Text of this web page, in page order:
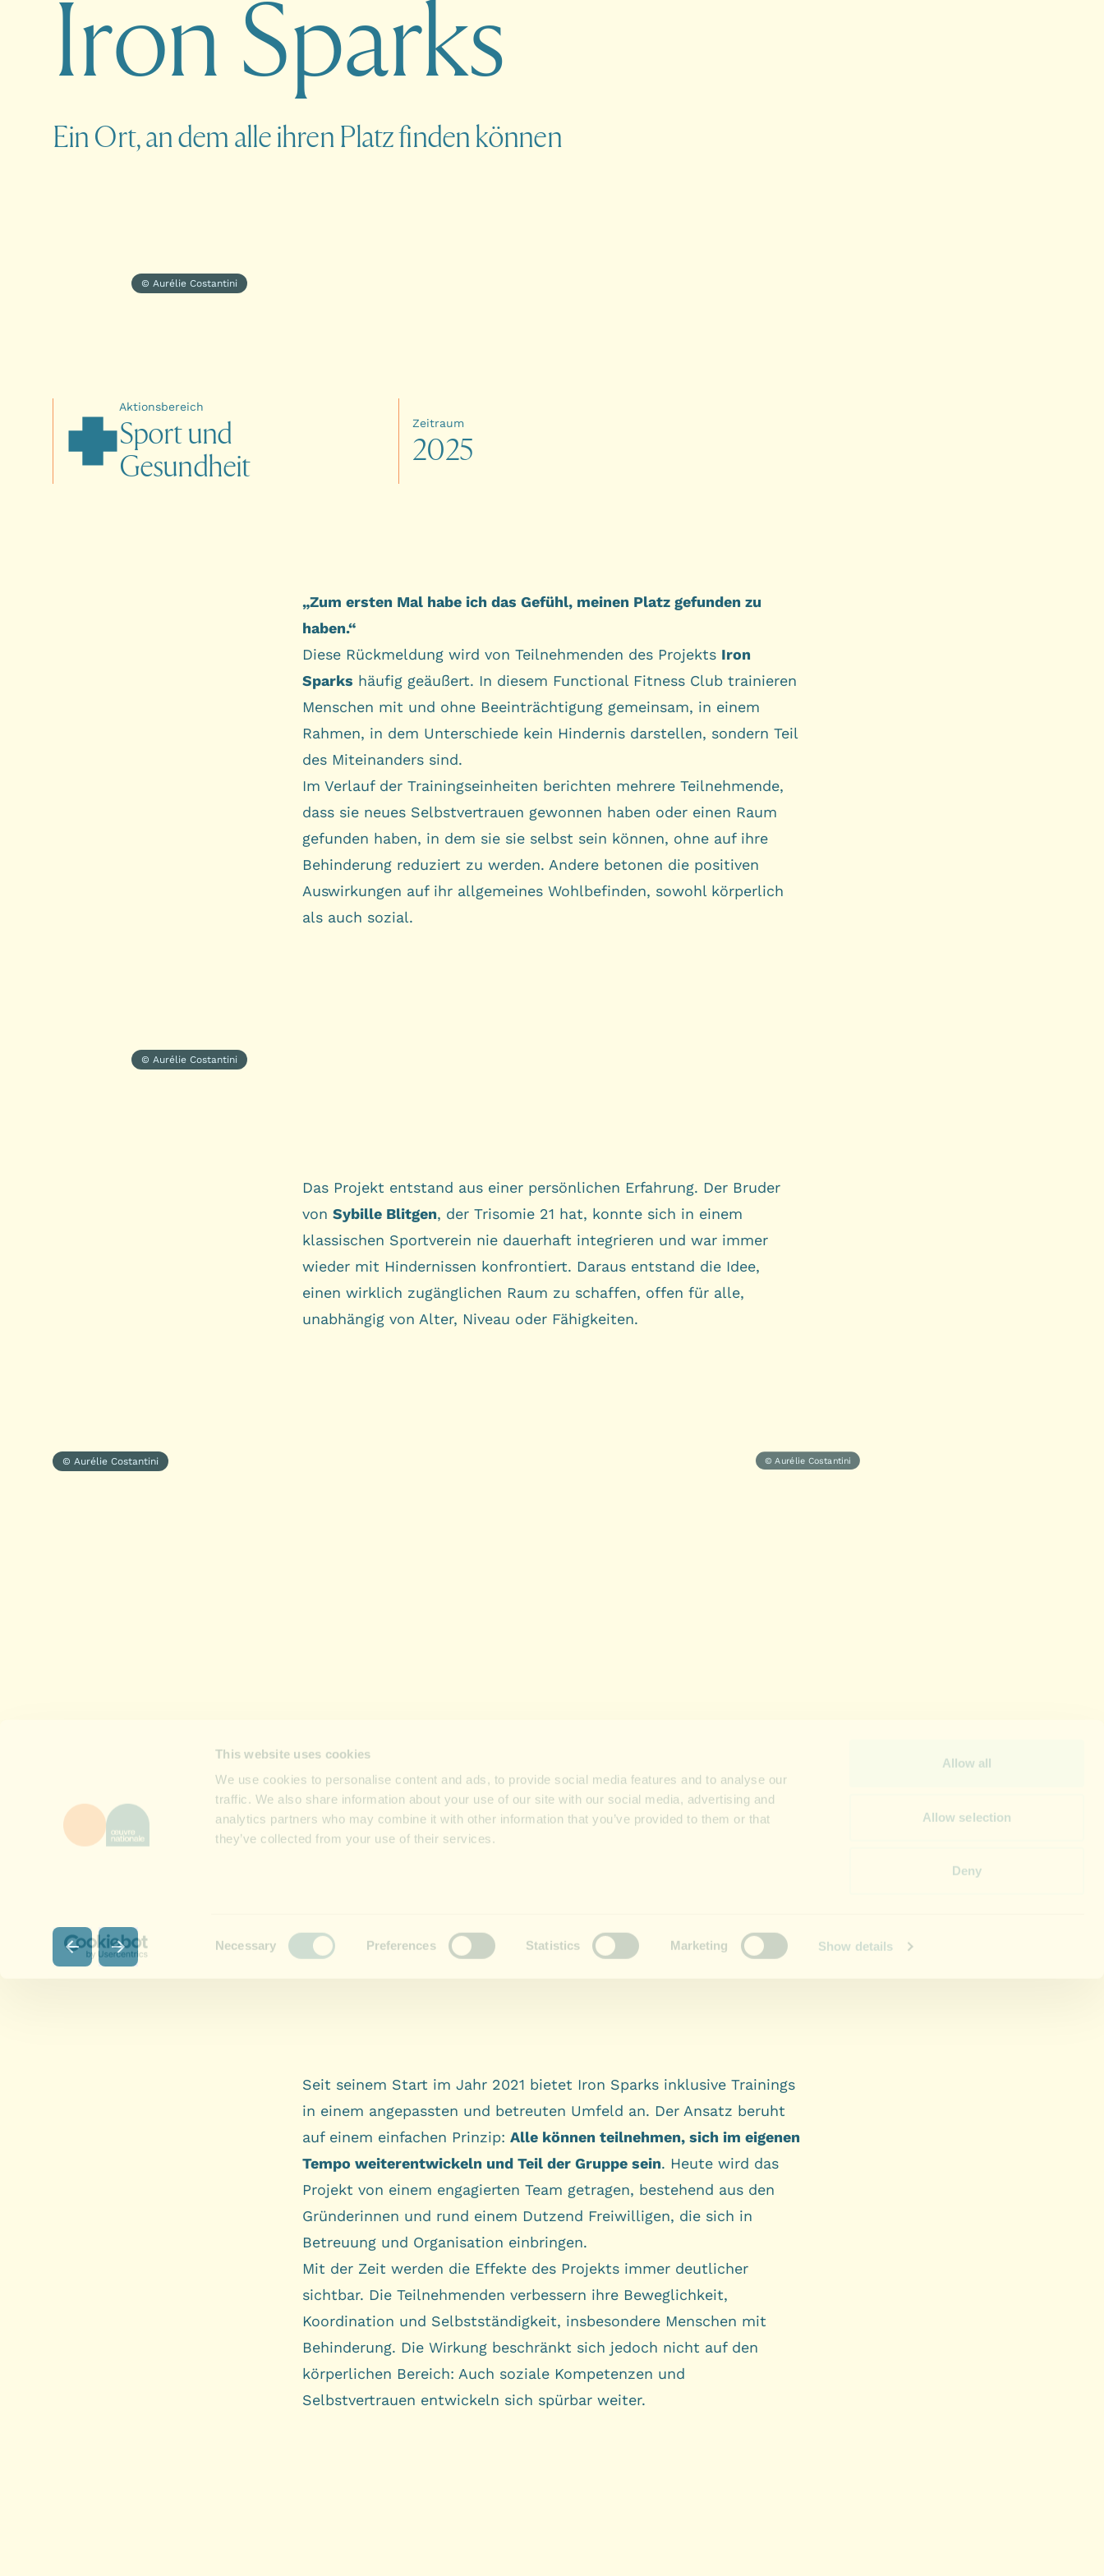
Iron Sparks
Ein Ort, an dem alle ihren Platz finden können
© Aurélie Costantini
Aktionsbereich
Sportund
Gesundheit
Zeitraum
2025
„Zum ersten Mal habe ich das Gefühl, meinen Platz gefunden zu
haben.“
Diese Rückmeldung wird von Teilnehmenden des Projekts Iron
Sparks häufig geäußert. In diesem Functional Fitness Club trainieren
Menschen mit und ohne Beeinträchtigung gemeinsam, in einem
Rahmen, in dem Unterschiede kein Hindernis darstellen, sondern Teil
des Miteinanders sind.
Im Verlauf der Trainingseinheiten berichten mehrere Teilnehmende,
dass sie neues Selbstvertrauen gewonnen haben oder einen Raum
gefunden haben, in dem sie sie selbst sein können, ohne auf ihre
Behinderung reduziert zu werden. Andere betonen die positiven
Auswirkungen auf ihr allgemeines Wohlbefinden, sowohl körperlich
als auch sozial.
© Aurélie Costantini
Das Projekt entstand aus einer persönlichen Erfahrung. Der Bruder
von Sybille Blitgen, der Trisomie 21 hat, konnte sich in einem
klassischen Sportverein nie dauerhaft integrieren und war immer
wieder mit Hindernissen konfrontiert. Daraus entstand die Idee,
einen wirklich zugänglichen Raum zu schaffen, offen für alle,
unabhängig von Alter, Niveau oder Fähigkeiten.
© Aurélie Costantini © Aurélie Costantini
Seit seinem Start im Jahr 2021 bietet Iron Sparks inklusive Trainings
in einem angepassten und betreuten Umfeld an. Der Ansatz beruht
auf einem einfachen Prinzip: Alle können teilnehmen, sich im eigenen
Tempo weiterentwickeln und Teil der Gruppe sein. Heute wird das
Projekt von einem engagierten Team getragen, bestehend aus den
Gründerinnen und rund einem Dutzend Freiwilligen, die sich in
Betreuung und Organisation einbringen.
Mit der Zeit werden die Effekte des Projekts immer deutlicher
sichtbar. Die Teilnehmenden verbessern ihre Beweglichkeit,
Koordination und Selbstständigkeit, insbesondere Menschen mit
Behinderung. Die Wirkung beschränkt sich jedoch nicht auf den
körperlichen Bereich: Auch soziale Kompetenzen und
Selbstvertrauen entwickeln sich spürbar weiter.